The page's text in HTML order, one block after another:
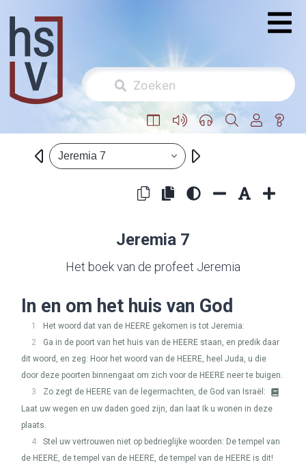
Jeremia 7
Jeremia 7
Het boek van de profeet Jeremia
In en om het huis van God
1 Het woord dat van de HEERE gekomen is tot Jeremia:
2
Ga in de poort van het huis van de HEERE staan, en predik daar
dit woord, en zeg: Hoor het woord van de HEERE, heel Juda, u die
door deze poorten binnengaat om zich voor de HEERE neer te buigen.
3
Zo zegt de HEERE van de legermachten, de God van Israël:
Laat uw wegen en uw daden goed zijn, dan laat Ik u wonen in deze
plaats.
4
Stel uw vertrouwen niet op bedrieglijke woorden: De tempel van
de HEERE, de tempel van de HEERE, de tempel van de HEERE is dit!